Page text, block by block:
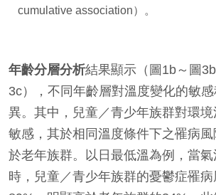
cumulative association）。
年齡分層分析結果顯示（圖1b～圖
3c），不同年齡層對溫度變化的敏
異。其中，兒童／青少年族群對環
敏感，其於相同溫度條件下之罹病
於老年族群。以日最低溫為例，當氣
時，兒童／青少年族群的憂鬱症罹病